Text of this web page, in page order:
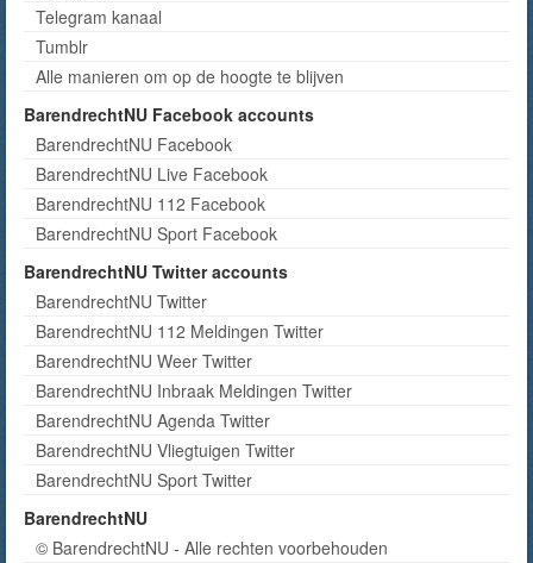
Telegram kanaal
Tumblr
Alle manieren om op de hoogte te blijven
BarendrechtNU Facebook accounts
BarendrechtNU Facebook
BarendrechtNU Live Facebook
BarendrechtNU 112 Facebook
BarendrechtNU Sport Facebook
BarendrechtNU Twitter accounts
BarendrechtNU Twitter
BarendrechtNU 112 Meldingen Twitter
BarendrechtNU Weer Twitter
BarendrechtNU Inbraak Meldingen Twitter
BarendrechtNU Agenda Twitter
BarendrechtNU Vliegtuigen Twitter
BarendrechtNU Sport Twitter
BarendrechtNU
© BarendrechtNU - Alle rechten voorbehouden